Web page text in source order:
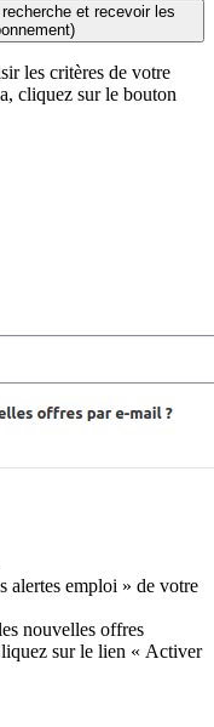
et recevoir les
les critères de votre
cliquez sur le bouton
alertes emploi » de votre
nouvelles offres
sur le lien « Activer